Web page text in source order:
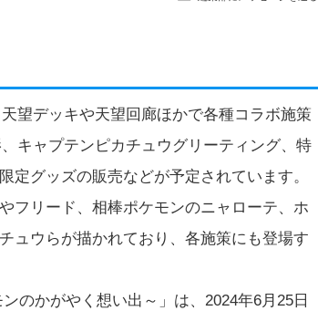
望デッキや天望回廊ほかで各種コラボ施策
キャプテンピカチュウグリーティング、特
定グッズの販売などが予定されています。
フリード、相棒ポケモンのニャローテ、ホ
ュウらが描かれており、各施策にも登場す
のかがやく想い出～」は、2024年6月25日